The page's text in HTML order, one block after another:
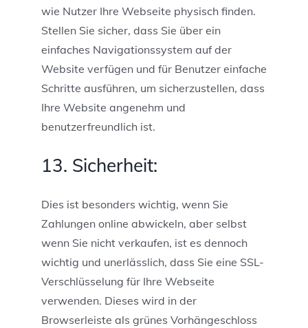
wie Nutzer Ihre Webseite physisch finden.
Stellen Sie sicher, dass Sie über ein
einfaches Navigationssystem auf der
Website verfügen und für Benutzer einfache
Schritte ausführen, um sicherzustellen, dass
Ihre Website angenehm und
benutzerfreundlich ist.
13. Sicherheit:
Dies ist besonders wichtig, wenn Sie
Zahlungen online abwickeln, aber selbst
wenn Sie nicht verkaufen, ist es dennoch
wichtig und unerlässlich, dass Sie eine SSL-
Verschlüsselung für Ihre Webseite
verwenden. Dieses wird in der
Browserleiste als grünes Vorhängeschloss